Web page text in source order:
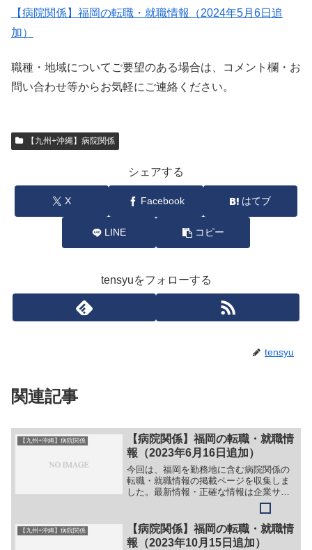
【病院関係】福岡の転職・就職情報（2024年5月6日追
加）
職種・地域についてご要望のある場合は、コメント欄・お
問い合わせ等からお気軽にご連絡ください。
【九州+沖縄】病院関係
シェアする
X Facebook はてブ
LINE コピー
tensyuをフォローする
tensyu
関連記事
【九州+沖縄】病院関係
【病院関係】福岡の転職・就職情
報（2023年6月16日追加）
今回は、福岡を勤務地に含む病院関係の
転職・就職情報の掲載ページを収集しま
した。最新情報・正確な情報は企業サイ
トでご確認ください。①【会社名】医療
法人社団 高邦会 福岡中央病院【職
務】［正職員］＞＞（１）看護師＞＞
（２）看護助手＞＞（３）薬剤...
【九州+沖縄】病院関係
【病院関係】福岡の転職・就職情
報（2023年10月15日追加）